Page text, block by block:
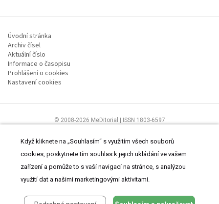
Úvodní stránka
Archiv čísel
Aktuální číslo
Informace o časopisu
Prohlášení o cookies
Nastavení cookies
© 2008-2026 MeDitorial | ISSN 1803-6597
zdravotnictví.Čtěte prohlášeníaZásady zpracování osobních údajů
Když kliknete na „Souhlasím“ s využitím všech souborů
cookies, poskytnete tím souhlas k jejich ukládání ve vašem
zařízení a pomůže to s vaší navigací na stránce, s analýzou
využití dat a našimi marketingovými aktivitami.